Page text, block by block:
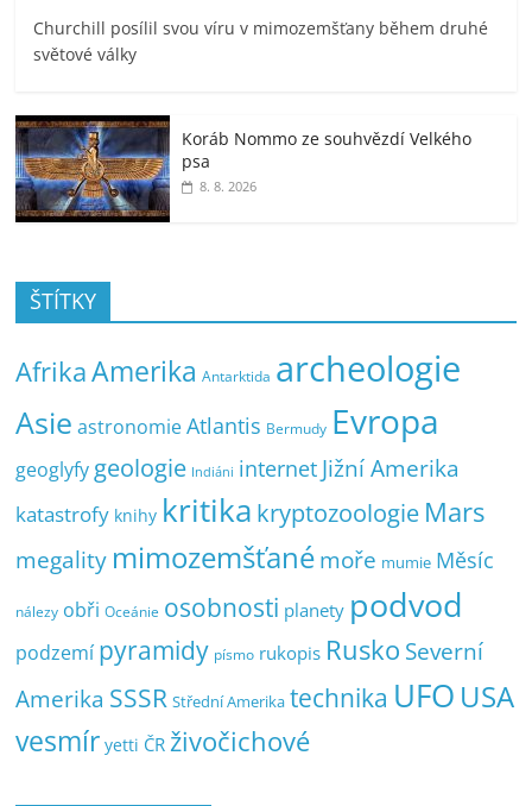
Churchill posílil svou víru v mimozemšťany během druhé
světové války
Koráb Nommo ze souhvězdí Velkého
psa
8. 8. 2026
ŠTÍTKY
AfrikaAmerika Antarktida archeologie
Asie astronomie Atlantis Bermudy Evropa
geoglyfy geologie Indiáni internet Jižní Amerika
katastrofy knihy kritika kryptozoologie Mars
megality mimozemšťanémoře mumie Měsíc
nálezy obři Oceánie osobnosti planety podvod
podzemí pyramidy písmo rukopis Rusko Severní
Amerika SSSR Střední Amerika technika UFO USA
vesmír yetti ČR živočichové